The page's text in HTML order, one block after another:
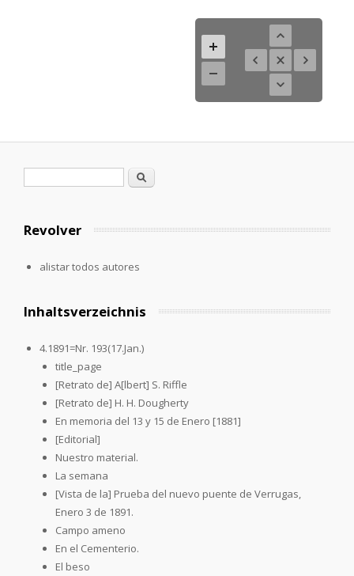
Formulario de búsqueda
Buscar
Revolver
alistar todos autores
Inhaltsverzeichnis
4.1891=Nr. 193(17.Jan.)
title_page
[Retrato de] A[lbert] S. Riffle
[Retrato de] H. H. Dougherty
En memoria del 13 y 15 de Enero [1881]
[Editorial]
Nuestro material.
La semana
[Vista de la] Prueba del nuevo puente de Verrugas,
Enero 3 de 1891.
Campo ameno
En el Cementerio.
El beso